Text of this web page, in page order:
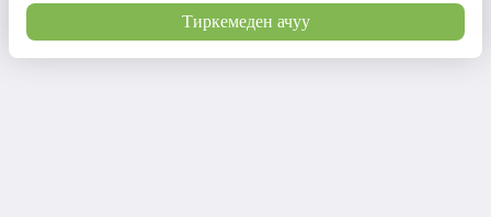
Тиркемеден ачуу